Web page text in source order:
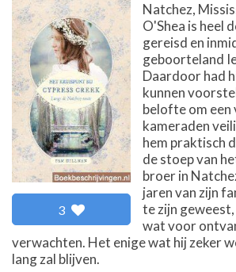
3
Natchez,
O'Shea is heel
gereisd en
geboorteland
Daardoor had
kunnen
belofte om een
kameraden
hem praktisch
de stoep van
broer in
jaren van zijn
te zijn
wat voor
verwachten. Het enige wat hij zeker
lang zal blijven.